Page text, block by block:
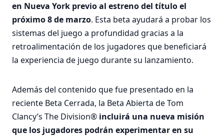
en Nueva York previo al estreno del título el
próximo 8 de marzo. Esta beta ayudará a probar los
sistemas del juego a profundidad gracias a la
retroalimentación de los jugadores que beneficiará
la experiencia de juego durante su lanzamiento.
Además del contenido que fue presentado en la
reciente Beta Cerrada, la Beta Abierta de Tom
Clancy’s The Division® incluirá una nueva misión
que los jugadores podrán experimentar en su